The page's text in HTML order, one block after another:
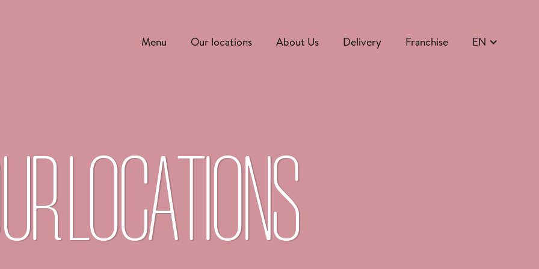
Menu Our locations About Us Delivery Franchise EN
LOCATIONS